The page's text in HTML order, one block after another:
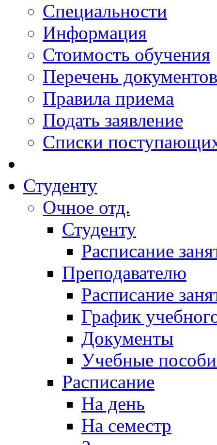
Специальности
Информация
Стоимость обучения
Перечень документов
Правила приема
Подать заявление
Списки
Студенту
Очное отд.
Студенту
Расписание
Преподавателю
Расписание
График
Документы
Учебные
Расписание
На день
На семестр